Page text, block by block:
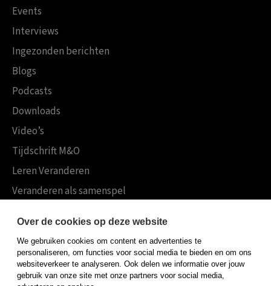
Events
Interviews
Ingezonden berichten
Blogs
Podcasts
Downloads
Video’s
Tijdschrift M&O
Leren Veranderen
Veranderen als samenspel
Koninklijke Boom uitgevers
Boom Psychologie
Boom Hoger Onderwijs
Over de cookies op deze website
We gebruiken cookies om content en advertenties te
personaliseren, om functies voor social media te bieden en om ons
websiteverkeer te analyseren. Ook delen we informatie over jouw
gebruik van onze site met onze partners voor social media,